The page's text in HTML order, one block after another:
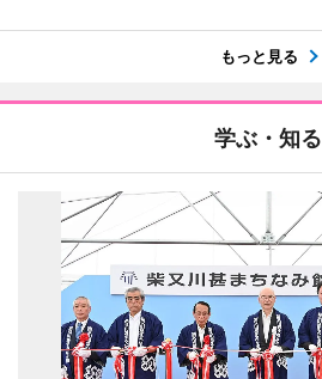
もっと見る
学ぶ・知る